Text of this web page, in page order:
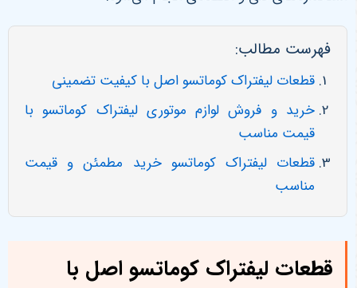
فهرست مطالب:
قطعات لیفتراک کوماتسو اصل با کیفیت تضمینی
خرید و فروش لوازم موتوری لیفتراک کوماتسو با
قیمت مناسب
قطعات لیفتراک کوماتسو خرید مطمئن و قیمت
مناسب
قطعات لیفتراک کوماتسو اصل با